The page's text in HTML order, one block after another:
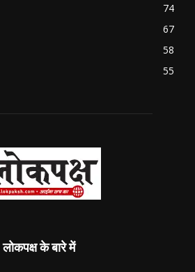
74
67
58
55
लोकपक्ष के बारे में